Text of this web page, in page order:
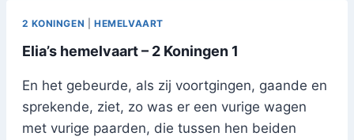
2 KONINGEN |HEMELVAART
Elia’s hemelvaart – 2 Koningen 1
En het gebeurde, als zij voortgingen, gaande en
sprekende, ziet, zo was er een vurige wagen
met vurige paarden, die tussen hen beiden